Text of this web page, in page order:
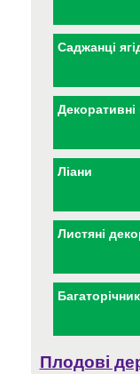
Саджанці
Декоративні
Ліани
Листяні
Плодові